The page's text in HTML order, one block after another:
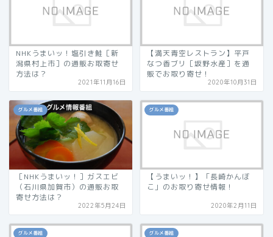
NHKうまいッ！塩引き鮭［新
潟県村上市］の通販お取寄せ
方法は？
2021年11月16日
【満天青空レストラン】平戸
なつ香ブリ［坂野水産］を通
販でお取り寄せ！
2020年10月31日
グルメ番組
［NHKうまいッ！］ガスエビ
（石川県加賀市）の通販お取
寄せ方法は？
2022年5月24日
グルメ番組
【うまいッ！】「長崎かんぼ
こ」のお取り寄せ情報！
2020年2月11日
グルメ番組 グルメ番組